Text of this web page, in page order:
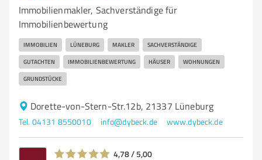
Immobilienmakler, Sachverständige für
Immobilienbewertung
IMMOBILIEN LÜNEBURG MAKLER SACHVERSTÄNDIGE
GUTACHTEN IMMOBILIENBEWERTUNG HÄUSER WOHNUNGEN
GRUNDSTÜCKE
Dorette-von-Stern-Str.12b, 21337 Lüneburg
Tel. 04131 8550010 info@dybeck.de www.dybeck.de
4,78 / 5,00